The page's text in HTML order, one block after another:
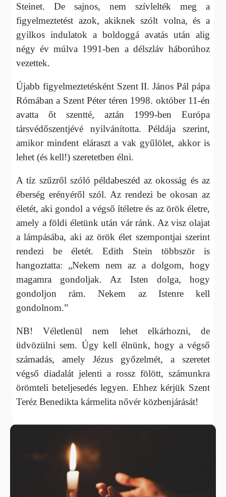
Steinet. De sajnos, nem szívlelték meg a
figyelmeztetést azok, akiknek szólt volna, és a
gyilkos indulatok a boldoggá avatás után alig
négy év múlva 1991-ben a délszláv háborúhoz
vezettek.
Újabb figyelmeztetésként Szent II. János Pál pápa
Rómában a Szent Péter téren 1998. október 11-én
avatta őt szentté, aztán 1999-ben Európa
társvédőszentjévé nyilvánította. Példája szerint,
amikor mindent eláraszt a vak gyűlölet, akkor is
lehet (és kell!) szeretetben élni.
A tíz szűzről szóló példabeszéd az okosság és az
éberség erényéről szól. Az rendezi be okosan az
életét, aki gondol a végső ítéletre és az örök életre,
amely a földi életünk után vár ránk. Az visz olajat
a lámpásába, aki az örök élet szempontjai szerint
rendezi be életét. Edith Stein többször is
hangoztatta: „Nekem nem az a dolgom, hogy
magamra gondoljak. Az Isten dolga, hogy
gondoljon rám. Nekem az Istenre kell
gondolnom.”
NB! Véletlenül nem lehet elkárhozni, de
üdvözülni sem. Úgy kell élnünk, hogy a végső
számadás, amely Jézus győzelmét, a szeretet
végső diadalát jelenti a rossz fölött, számunkra
örömteli beteljesedés legyen. Ehhez kérjük Szent
Teréz Benedikta kármelita nővér közbenjárását!